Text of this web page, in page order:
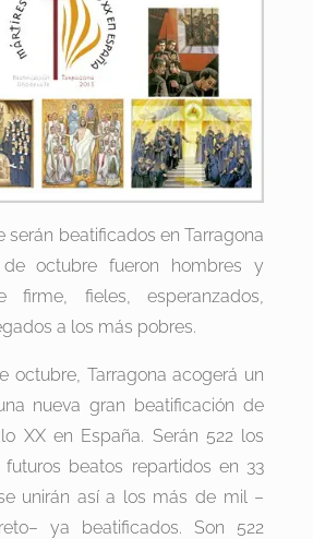
serán beatificados en Tarragona
octubre fueron hombres y
fieles, esperanzados,
a los más pobres.
octubre, Tarragona acogerá un
nueva gran beatificación de
XX en España. Serán 522 los
beatos repartidos en 33
unirán así a los más de mil –
ya beatificados. Son 522